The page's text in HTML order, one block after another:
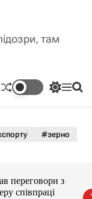
там
П
м
к
о
М П
#зерно
переговори з
співпраці